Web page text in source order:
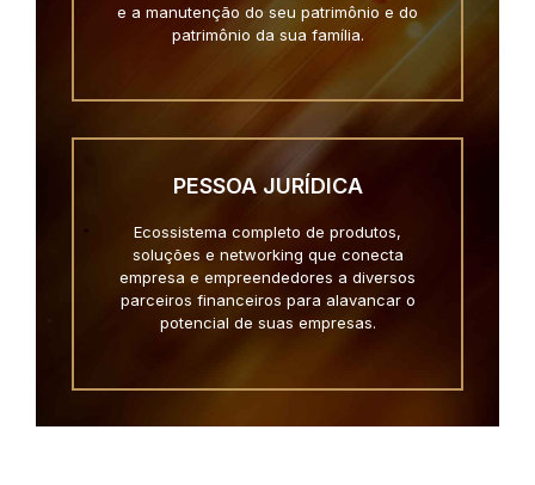
e a manutenção do seu patrimônio e do
patrimônio da sua família.
PESSOA JURÍDICA
Ecossistema completo de produtos,
soluções e networking que conecta
empresa e empreendedores a diversos
parceiros financeiros para alavancar o
potencial de suas empresas.